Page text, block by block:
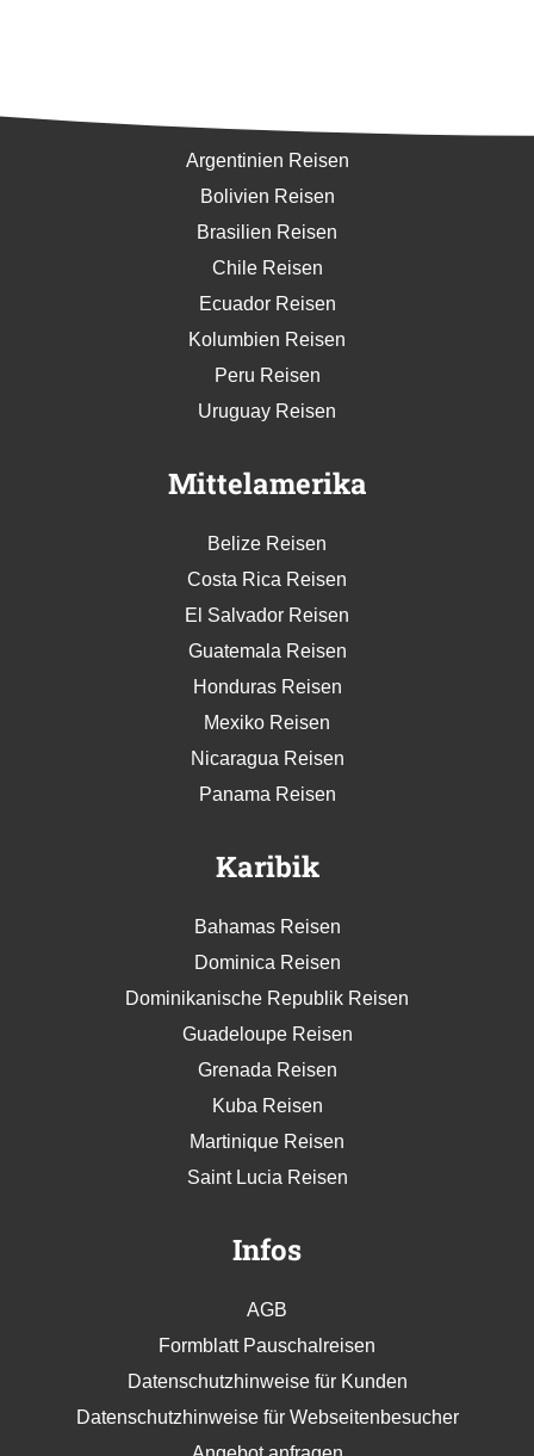
Argentinien Reisen
Bolivien Reisen
Brasilien Reisen
Chile Reisen
Ecuador Reisen
Kolumbien Reisen
Peru Reisen
Uruguay Reisen
Mittelamerika
Belize Reisen
Costa Rica Reisen
El Salvador Reisen
Guatemala Reisen
Honduras Reisen
Mexiko Reisen
Nicaragua Reisen
Panama Reisen
Karibik
Bahamas Reisen
Dominica Reisen
Dominikanische Republik Reisen
Guadeloupe Reisen
Grenada Reisen
Kuba Reisen
Martinique Reisen
Saint Lucia Reisen
Infos
AGB
Formblatt Pauschalreisen
Datenschutzhinweise für Kunden
Datenschutzhinweise für Webseitenbesucher